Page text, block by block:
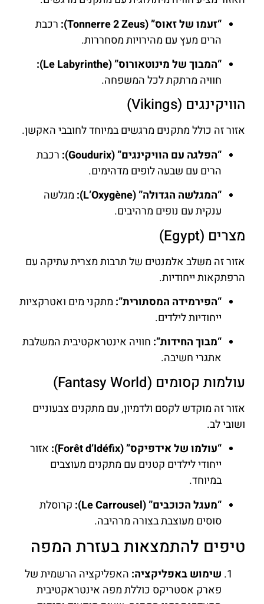
“זעמו של זאוס” (Tonnerre 2 Zeus):
רכבת
הרים מעץ עם מהירויות מסחררות.
“המבוך של מינוטאורוס” (Le Labyrinthe):
חוויה מרתקת לכל המשפחה.
הוויקינגים (Vikings)
אזור זה כולל מתקנים מרגשים במיוחד לחובבי האקשן.
“הפלגה עם הוויקינגים” (Goudurix):
רכבת
הרים עם שבעה לופים מדהימים.
“המגלשה הגדולה” (L’Oxygène):
מגלשה
ענקית עם נופים מרהיבים.
מצרים (Egypt)
אזור זה משלב אלמנטים של תרבות מצרית עתיקה עם
הרפתקאות ייחודיות.
“הפירמידה המסתורית”: מתקני מים ואטרקציות
ייחודיות לילדים.
“מבוך החידות”: חוויה אינטראקטיבית המשלבת
אתגרי חשיבה.
עולמות קסומים (Fantasy World)
אזור זה מוקדש לקסם ולדמיון, עם מתקנים צבעוניים
ושובי לב.
“עולמו של אידפיקס” (Forêt d’Idéfix):
אזור
ייחודי לילדים קטנים עם מתקנים מעוצבים
במיוחד.
“מעגל הכוכבים” (Le Carrousel):
קרוסלת
סוסים מעוצבת בצורה מרהיבה.
טיפים להתמצאות בעזרת המפה
שימוש באפליקציה: האפליקציה הרשמית של
פארק אסטריקס כוללת מפה אינטראקטיבית